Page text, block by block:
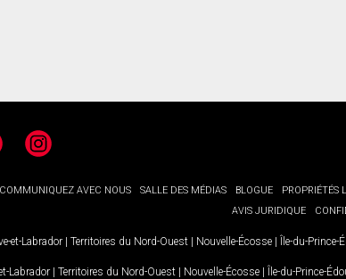
Instagram
COMMUNIQUEZ AVEC NOUS SALLE DES MÉDIAS BLOGUE PROPRIÉTÉS
AVIS JURIDIQUE
et-Labrador | Territoires du Nord-Ouest | Nouvelle-Écosse | Île-du-Prince-
Labrador | Territoires du Nord-Ouest | Nouvelle-Écosse | Île-du-Prince-